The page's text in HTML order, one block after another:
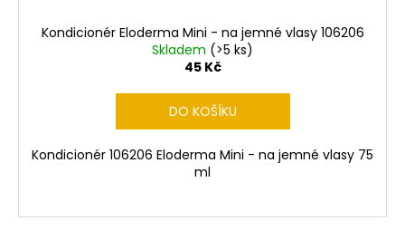
Kondicionér Eloderma Mini - na jemné vlasy 106206
Skladem (>5 ks)
45 Kč
DO KOŠÍKU
Kondicionér 106206 Eloderma Mini - na jemné vlasy 75
ml